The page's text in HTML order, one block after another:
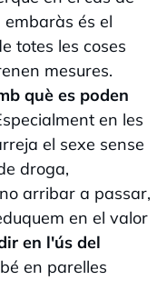
és el
totes les coses
mesures.
què es poden
en les
el sexe sense
droga,
arribar a passar,
en el valor
en l'ús del
en parelles